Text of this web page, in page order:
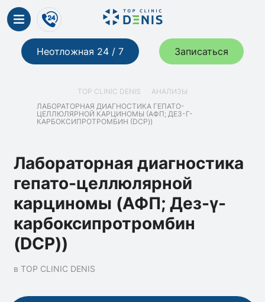
Неотложная 24 / 7 Записаться
TOP CLINIC DENIS
АНАЛИЗЫ
ЛАБОРАТОРНАЯ ДИАГНОСТИКА ГЕПАТО-
ЦЕЛЛЮЛЯРНОЙ КАРЦИНОМЫ (АФП; ДЕЗ-Γ-
КАРБОКСИПРОТРОМБИН (DCP))
Лабораторная диагностика
гепато-целлюлярной
карциномы (АФП; Дез-γ-
карбоксипротромбин
(DCP))
в TOP CLINIC DENIS